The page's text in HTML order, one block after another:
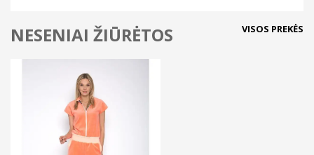
NESENIAI ŽIŪRĖTOS VISOS PREKĖS